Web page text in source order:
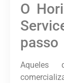
O
passo
Aqueles